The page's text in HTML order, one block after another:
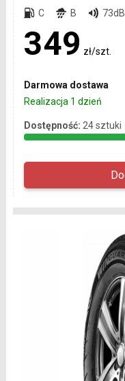
C B 73dB
349 zł/szt.
Darmowa dostawa
Realizacja 1 dzień
Dostępność: 24 sztuki